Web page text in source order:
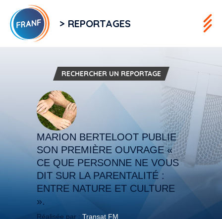
> REPORTAGES
RECHERCHER UN REPORTAGE
MARION BERTELOOT PUBLIE
SON PREMIÈRE OUVRAGE «
CE QUE PERSONNE NE VOUS
DIT SUR LA PARENTALITÉ :
ENTRE NATURE ET CULTURE
».
Réalisée par : Transat FM